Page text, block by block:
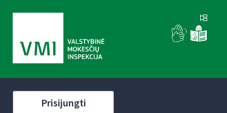
Prisijungti